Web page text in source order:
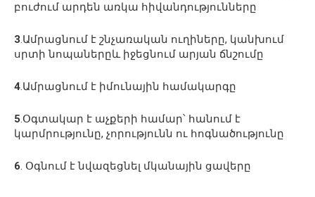
բուժում արդեն առկա հիվանդությունները
3.Ամրացնում է շնչառական ուղիները, կանխում
սրտի նոպաներըև իջեցնում արյան ճնշումը
4.Ամրացնում է իմունային համակարգը
5.Օգտակար է աչքերի համար՝ հանում է
կարմրությունը, չորությունն ու հոգնածությունը
6. Օգնում է նվազեցնել մկանային ցավերը